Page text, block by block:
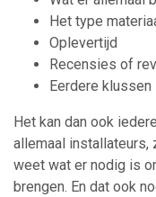
Het type
Oplevertijd
Recensies of
Eerdere klussen
Het kan dan ook
allemaal installateurs,
weet wat er nodig is
brengen. En dat ook